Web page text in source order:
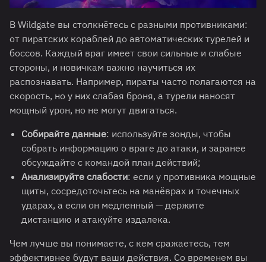
В Wildgate вы столкнётесь с разными противниками:
от пиратских кораблей до автоматических турелей и
боссов. Каждый враг имеет свои сильные и слабые
стороны, и новичкам важно научиться их
распознавать. Например, пираты часто полагаются на
скорость, но у них слабая броня, а турели наносят
мощный урон, но не могут двигаться.
Собирайте данные: используйте зонды, чтобы
собрать информацию о враге до атаки, и заранее
обсуждайте с командой план действий;
Анализируйте слабости: если у противника мощные
щиты, сосредоточьтесь на манёврах и точечных
ударах, а если он медленный — держите
дистанцию и атакуйте издалека.
Чем лучше вы понимаете, с кем сражаетесь, тем
эффективнее будут ваши действия. Со временем вы